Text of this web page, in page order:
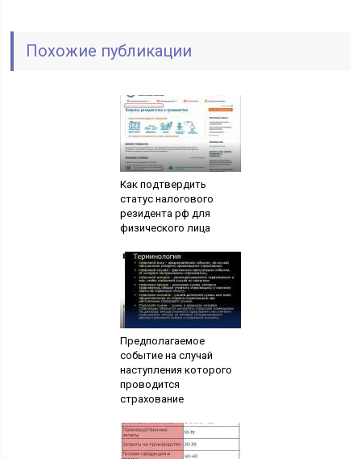
Похожие публикации
Как подтвердить
статус налогового
резидента рф для
физического лица
Предполагаемое
событие на случай
наступления которого
проводится
страхование